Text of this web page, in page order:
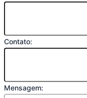
Contato:
Mensagem: